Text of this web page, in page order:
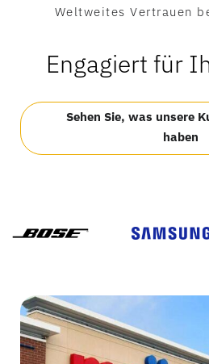
Weltweites Vertrauen
Engagiert für
Sehen Sie, was unsere
haben